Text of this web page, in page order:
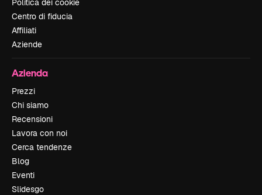
Politica dei cookie
Centro di fiducia
Affiliati
Aziende
Azienda
Prezzi
Chi siamo
Recensioni
Lavora con noi
Cerca tendenze
Blog
Eventi
Slidesgo